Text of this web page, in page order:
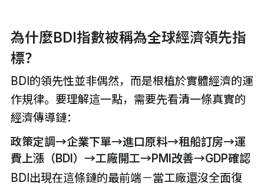
為什麼BDI指數被稱為全球經濟領先指
標？
BDI的領先性並非偶然，而是根植於實體經濟的運
作規律。要理解這一點，需要先看清一條真實的
經濟傳導鏈：
政策定調→企業下單→進口原料→租船訂房→運
費上漲（BDI）→工廠開工→PMI改善→GDP確認
BDI出現在這條鏈的最前端－當工廠還沒全面復